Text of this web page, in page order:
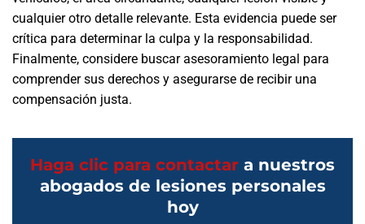
cualquier otro detalle relevante. Esta evidencia puede ser
crítica para determinar la culpa y la responsabilidad.
Finalmente, considere buscar asesoramiento legal para
comprender sus derechos y asegurarse de recibir una
compensación justa.
Haga clic para contactar a nuestros
abogados de lesiones personales
hoy